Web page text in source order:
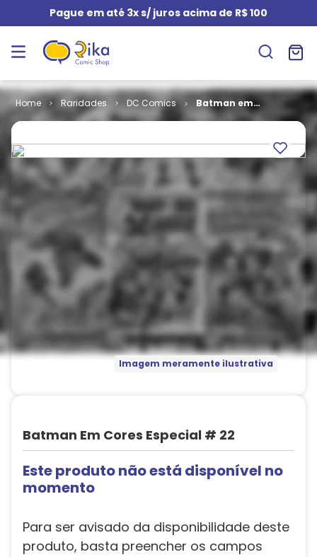
Pague em até 3x s/ juros acima de R$ 100
Raridades DC Comics
Batman em
Cores Especial
Imagem meramente ilustrativa
Batman Em Cores Especial # 22
Este produto não está disponível no
momento
Para ser avisado da disponibilidade deste
produto, basta preencher os campos